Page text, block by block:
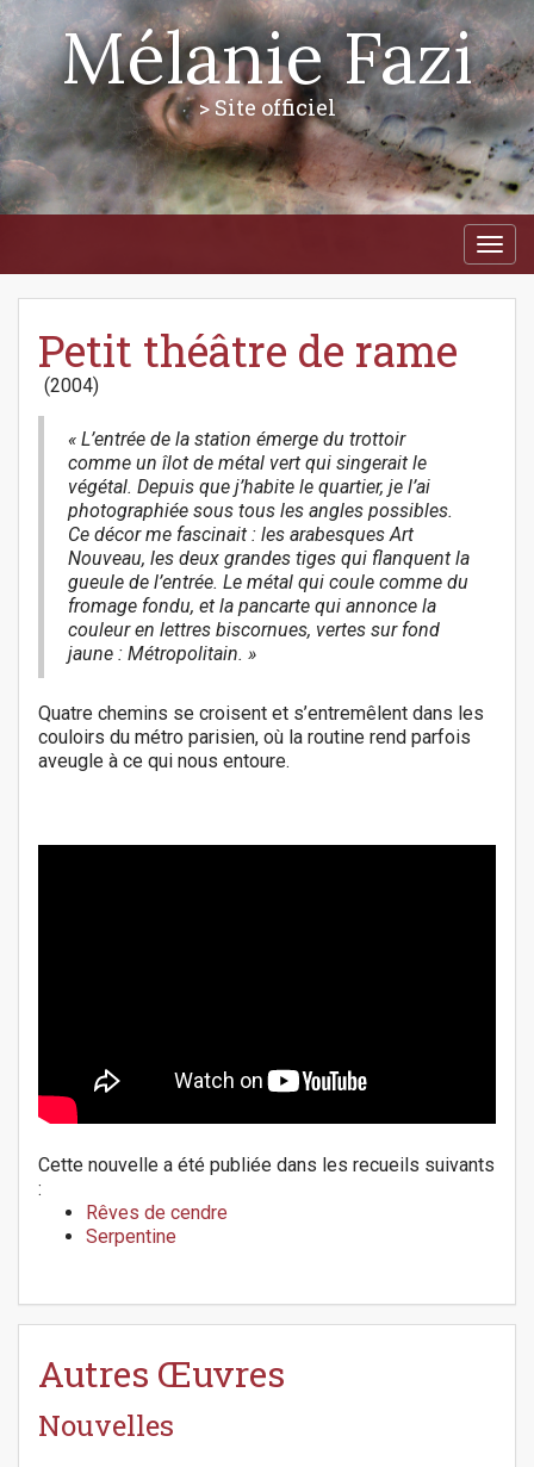
Mélanie Fazi
> Site officiel
M
i
i
Petit théâtre de rame
(2004)
« L’entrée de la station émerge du trottoir
comme un îlot de métal vert qui singerait le
végétal. Depuis que j’habite le quartier, je l’ai
photographiée sous tous les angles possibles.
Ce décor me fascinait : les arabesques Art
Nouveau, les deux grandes tiges qui flanquent la
gueule de l’entrée. Le métal qui coule comme du
fromage fondu, et la pancarte qui annonce la
couleur en lettres biscornues, vertes sur fond
jaune : Métropolitain. »
Quatre chemins se croisent et s’entremêlent dans les
couloirs du métro parisien, où la routine rend parfois
aveugle à ce qui nous entoure.
Cette nouvelle a été publiée dans les recueils suivants
:
Rêves de cendre
Serpentine
Autres Œuvres
Nouvelles